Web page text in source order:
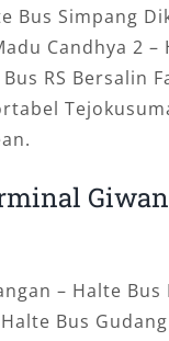
Bus Simpang
Candhya 2 –
RS Bersalin
– Halte Bus
Bus